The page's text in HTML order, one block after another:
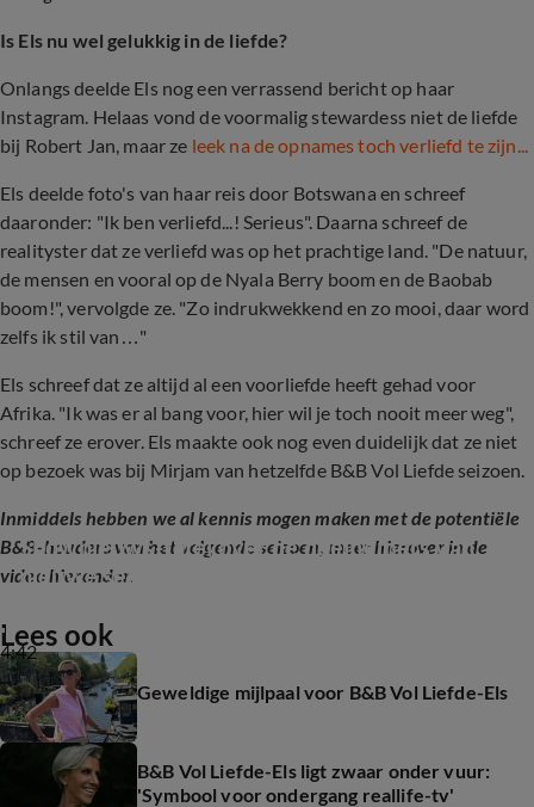
Is Els nu wel gelukkig in de liefde?
Onlangs deelde Els nog een verrassend bericht op haar
Instagram. Helaas vond de voormalig stewardess niet de liefde
bij Robert Jan, maar ze leek na de opnames toch verliefd te zijn...
Els deelde foto's van haar reis door Botswana en schreef
daaronder: "Ik ben verliefd...! Serieus". Daarna schreef de
realityster dat ze verliefd was op het prachtige land. "De natuur,
de mensen en vooral op de Nyala Berry boom en de Baobab
boom!", vervolgde ze. "Zo indrukwekkend en zo mooi, daar word
zelfs ik stil van…"
Els schreef dat ze altijd al een voorliefde heeft gehad voor
Afrika. "Ik was er al bang voor, hier wil je toch nooit meer weg",
schreef ze erover. Els maakte ook nog even duidelijk dat ze niet
op bezoek was bij Mirjam van hetzelfde B&B Vol Liefde seizoen.
Inmiddels hebben we al kennis mogen maken met de potentiële
B&B-houders van het volgende seizoen, meer hierover in de
video hieronder.
4:42
Shownieuws-tafel over de deelnemers van
nieuwe seizoen B&B Vol Liefde
Lees ook
Geweldige mijlpaal voor B&B Vol Liefde-Els
B&B Vol Liefde-Els ligt zwaar onder vuur:
'Symbool voor ondergang reallife-tv'